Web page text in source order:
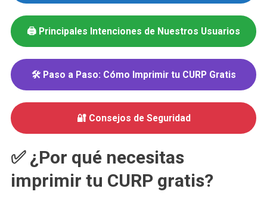
🖨️ Principales Intenciones de Nuestros Usuarios
🛠️ Paso a Paso: Cómo Imprimir tu CURP Gratis
🔐 Consejos de Seguridad
✅ ¿Por qué necesitas
imprimir tu CURP gratis?